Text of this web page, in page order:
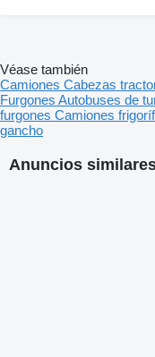
Anuncios
Véase también
Camiones Cabezas
Furgones Autobuses de
furgones Camiones
gancho